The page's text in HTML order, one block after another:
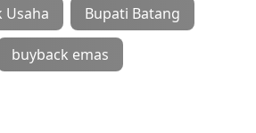
Usaha Bupati Batang
buyback emas